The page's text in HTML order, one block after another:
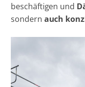
beschäftigen und
sondern auch